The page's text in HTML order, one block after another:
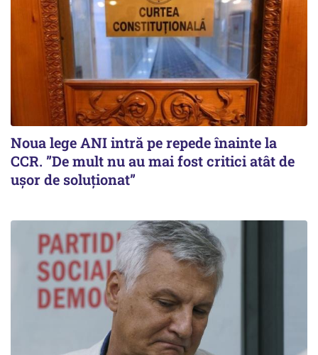
Noua lege ANI intră pe repede înainte la
CCR. ”De mult nu au mai fost critici atât de
ușor de soluționat”